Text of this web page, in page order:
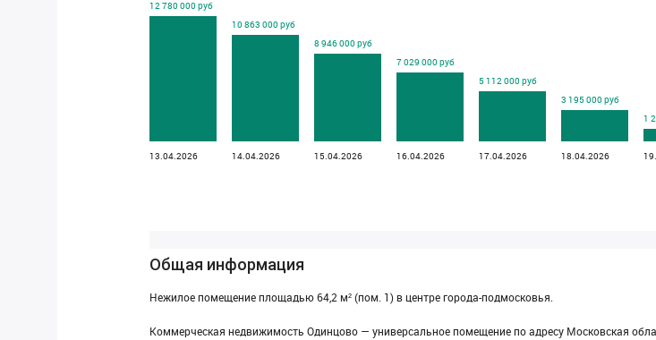
12 780 000 руб
13.04.2026
10 863 000 руб
14.04.2026
8 946 000 руб
15.04.2026
7 029 000 руб
16.04.2026
5 112 000 руб
17.04.2026
3 195 000 руб
18.04.2026
1
Общая информация
Нежилое помещение площадью 64,2 м² (пом. 1) в центре города-подмосковья.
Коммерческая недвижимость Одинцово — универсальное помещение по адресу Московская